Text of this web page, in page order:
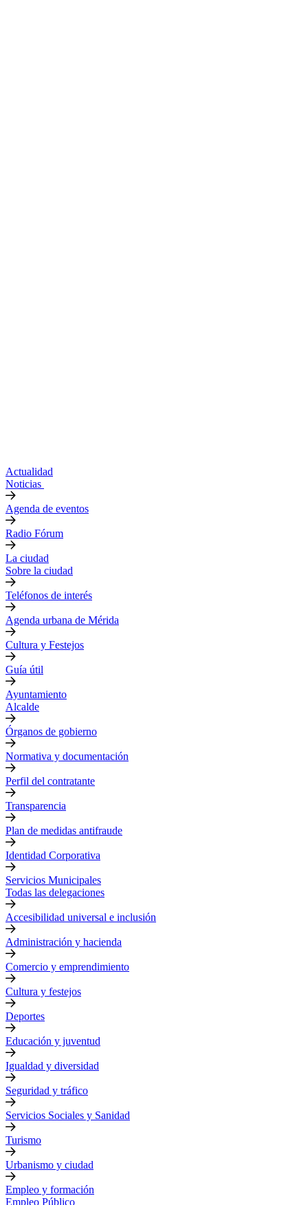
Actualidad
Noticias
Agenda de eventos
Radio Fórum
La ciudad
Sobre la ciudad
Teléfonos de interés
Agenda urbana de Mérida
Cultura y Festejos
Guía útil
Ayuntamiento
Alcalde
Órganos de gobierno
Normativa y documentación
Perfil del contratante
Transparencia
Plan de medidas antifraude
Identidad Corporativa
Servicios Municipales
Todas las delegaciones
Accesibilidad universal e inclusión
Administración y hacienda
Comercio y emprendimiento
Cultura y festejos
Deportes
Educación y juventud
Igualdad y diversidad
Seguridad y tráfico
Servicios Sociales y Sanidad
Turismo
Urbanismo y ciudad
Empleo y formación
Empleo Público